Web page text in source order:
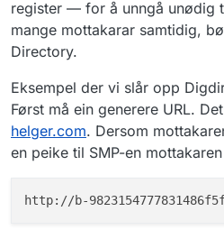
"value"
,
{
"value":
}
{
"scheme"
"value":
{
register — for å unngå unødig
mange mottakarar samtidig,
Directory.
Eksempel der vi slår opp
Først må ein generere URL.
helger.com. Dersom
en peike til SMP-en